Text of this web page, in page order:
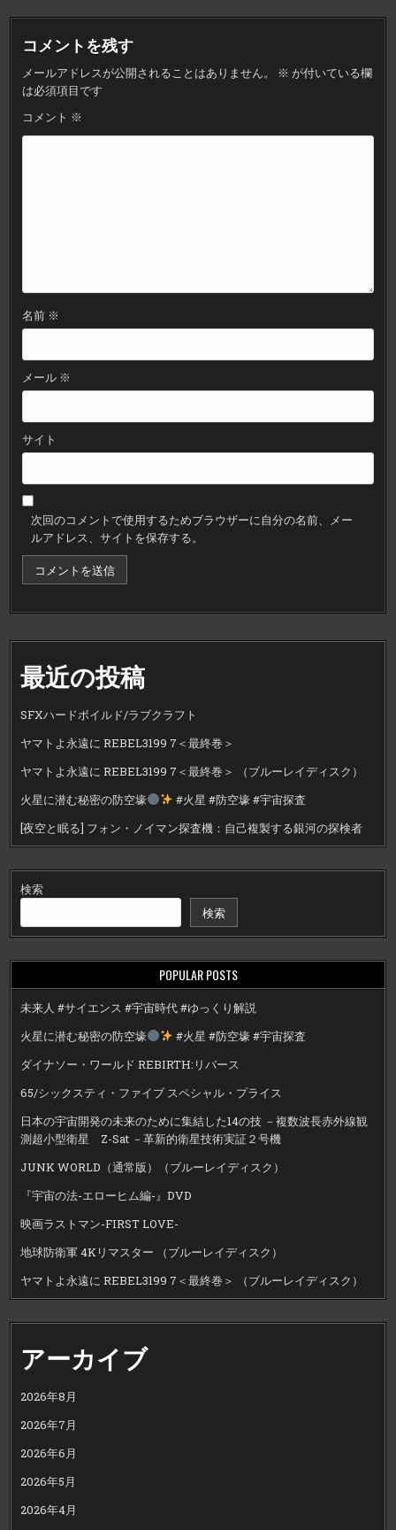
ゲ
ー
シ
ョ
コメントを残す
メールアドレスが公開されることはありません。 ※ が付いている欄
は必須項目です
コメント ※
名前 ※
メール ※
サイト
次回のコメントで使用するためブラウザーに自分の名前、メー
ルアドレス、サイトを保存する。
最近の投稿
SFXハードボイルド/ラブクラフト
ヤマトよ永遠に REBEL3199 7＜最終巻＞
ヤマトよ永遠に REBEL3199 7＜最終巻＞ （ブルーレイディスク）
火星に潜む秘密の防空壕
#火星 #防空壕 #宇宙探査
[夜空と眠る] フォン・ノイマン探査機：自己複製する銀河の探検者
検索
検索
POPULAR POSTS
未来人 #サイエンス #宇宙時代 #ゆっくり解説
火星に潜む秘密の防空壕
#火星 #防空壕 #宇宙探査
ダイナソー・ワールド REBIRTH:リバース
65/シックスティ・ファイブ スペシャル・プライス
日本の宇宙開発の未来のために集結した14の技 －複数波長赤外線観
測超小型衛星 Z-Sat －革新的衛星技術実証２号機
JUNK WORLD（通常版）（ブルーレイディスク）
『宇宙の法-エローヒム編-』DVD
映画ラストマン-FIRST LOVE-
地球防衛軍 4Kリマスター （ブルーレイディスク）
ヤマトよ永遠に REBEL3199 7＜最終巻＞ （ブルーレイディスク）
アーカイブ
2026年8月
2026年7月
2026年6月
2026年5月
2026年4月